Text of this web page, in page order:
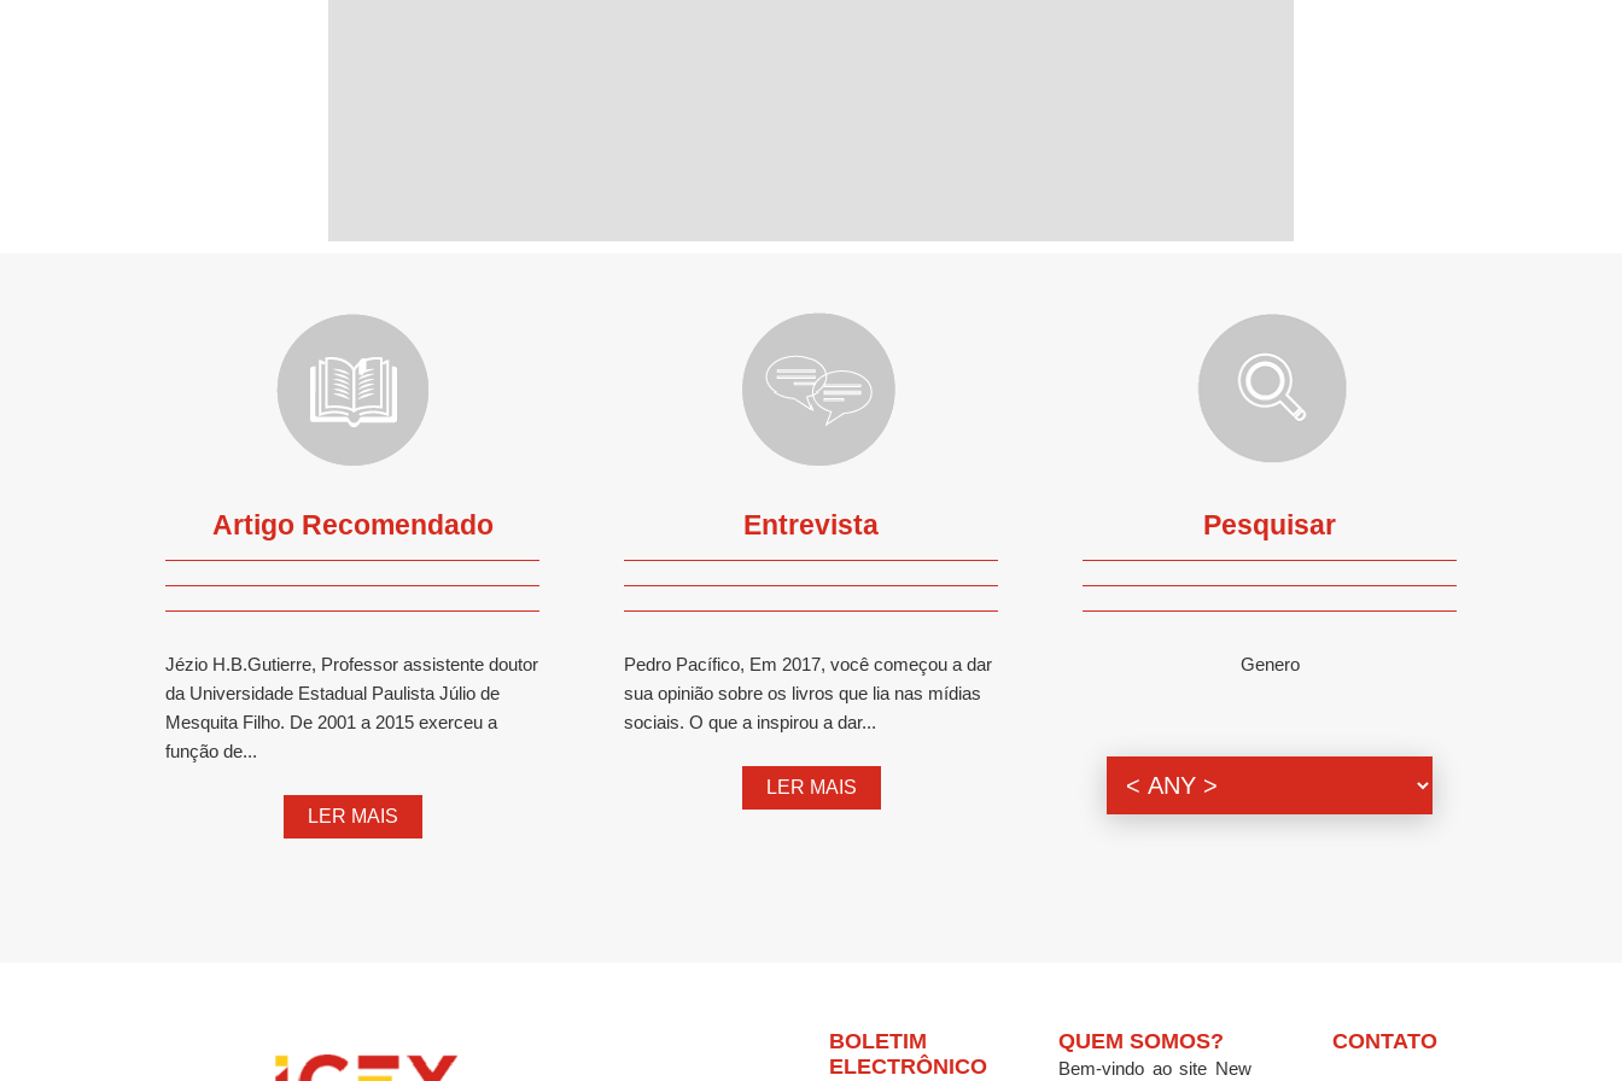
Artigo Recomendado
Jézio H.B.Gutierre, Professor assistente doutor
da Universidade Estadual Paulista Júlio de
Mesquita Filho. De 2001 a 2015 exerceu a
função de...
LER MAIS
Entrevista
Pedro Pacífico, Em 2017, você começou a dar
sua opinião sobre os livros que lia nas mídias
sociais. O que a inspirou a dar...
LER MAIS
Pesquisar
Genero
BOLETIM
ELECTRÔNICO
QUEM SOMOS?
Bem-vindo ao site New
CONTATO